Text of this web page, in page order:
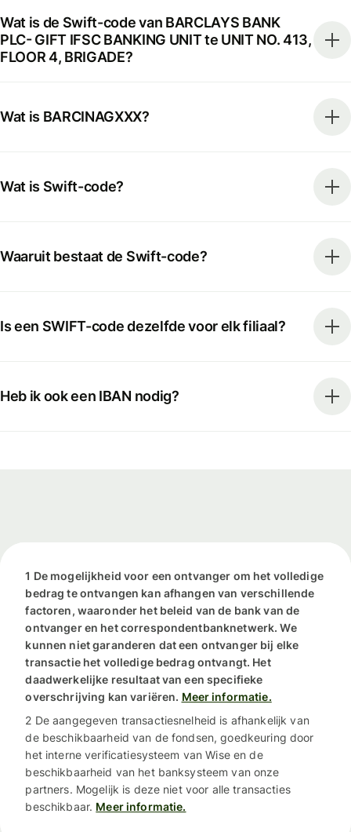
Wat is de Swift-code van BARCLAYS BANK
PLC- GIFT IFSC BANKING UNIT te UNIT NO. 413,
FLOOR 4, BRIGADE?
Wat is BARCINAGXXX?
Wat is Swift-code?
Waaruit bestaat de Swift-code?
Is een SWIFT-code dezelfde voor elk filiaal?
Heb ik ook een IBAN nodig?
1 De mogelijkheid voor een ontvanger om het volledige
bedrag te ontvangen kan afhangen van verschillende
factoren, waaronder het beleid van de bank van de
ontvanger en het correspondentbanknetwerk. We
kunnen niet garanderen dat een ontvanger bij elke
transactie het volledige bedrag ontvangt. Het
daadwerkelijke resultaat van een specifieke
overschrijving kan variëren. Meer informatie.
2 De aangegeven transactiesnelheid is afhankelijk van
de beschikbaarheid van de fondsen, goedkeuring door
het interne verificatiesysteem van Wise en de
beschikbaarheid van het banksysteem van onze
partners. Mogelijk is deze niet voor alle transacties
beschikbaar. Meer informatie.